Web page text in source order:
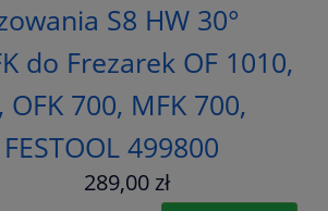
S8 HW 30°
do Frezarek OF 1010,
OFK 700, MFK 700,
499800
289,00 zł